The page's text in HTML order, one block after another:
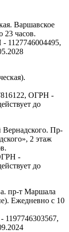
Варшавское
23 часов.
ОГРН -
до
Пр-
2 этаж
-
до
пр-т Маршала
Ежедневно с 10